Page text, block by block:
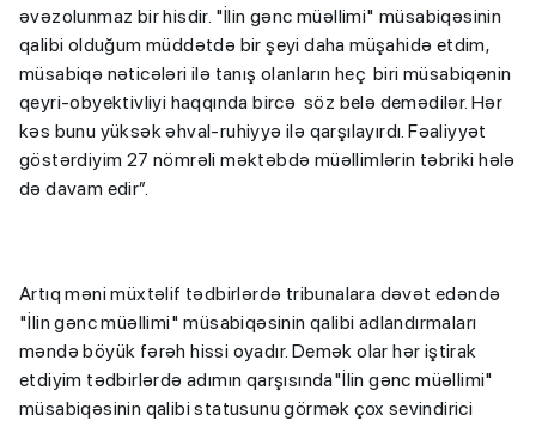
əvəzolunmaz bir hisdir. "İlin gənc müəllimi" müsabiqəsinin
qalibi olduğum müddətdə bir şeyi daha müşahidə etdim,
müsabiqə nəticələri ilə tanış olanların heç biri müsabiqənin
qeyri-obyektivliyi haqqında bircə söz belə demədilər. Hər
kəs bunu yüksək əhval-ruhiyyə ilə qarşılayırdı. Fəaliyyət
göstərdiyim 27 nömrəli məktəbdə müəllimlərin təbriki hələ
də davam edir”.
Artıq məni müxtəlif tədbirlərdə tribunalara dəvət edəndə
"İlin gənc müəllimi" müsabiqəsinin qalibi adlandırmaları
məndə böyük fərəh hissi oyadır. Demək olar hər iştirak
etdiyim tədbirlərdə adımın qarşısında"İlin gənc müəllimi"
müsabiqəsinin qalibi statusunu görmək çox sevindirici